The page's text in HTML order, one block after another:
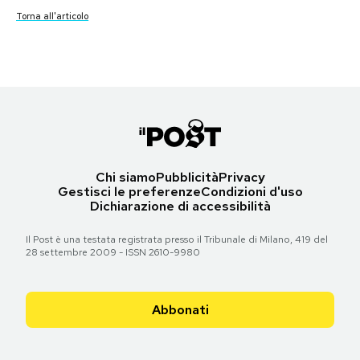
Notifiche mobile
Torna all'articolo
Chi siamoPubblicitàPrivacy
Gestisci le preferenzeCondizioni d'uso
Dichiarazione di accessibilità
Il Post è una testata registrata presso il Tribunale di Milano, 419 del
28 settembre 2009 - ISSN 2610-9980
Abbonati